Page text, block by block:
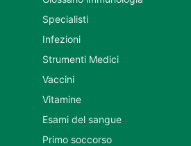
Specialisti
Infezioni
Strumenti Medici
Vaccini
Vitamine
Esami del sangue
Primo soccorso